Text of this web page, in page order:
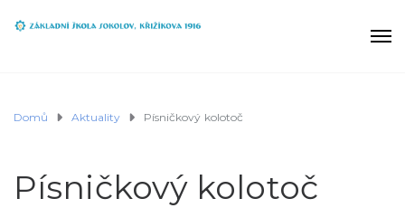
Domů Aktuality Písničkový kolotoč
Písničkový kolotoč